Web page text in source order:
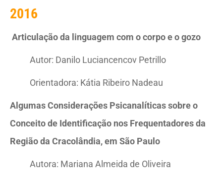
2016
Articulação da linguagem com o corpo e o gozo
Autor: Danilo Luciancencov Petrillo
Orientadora: Kátia Ribeiro Nadeau
Algumas Considerações Psicanalíticas sobre o
Conceito de Identificação nos Frequentadores da
Região da Cracolândia, em São Paulo
Autora: Mariana Almeida de Oliveira